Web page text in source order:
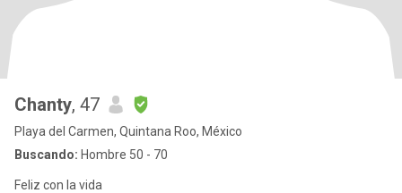
Chanty, 47
Playa del Carmen, Quintana Roo, México
Buscando: Hombre 50 - 70
Feliz con la vida